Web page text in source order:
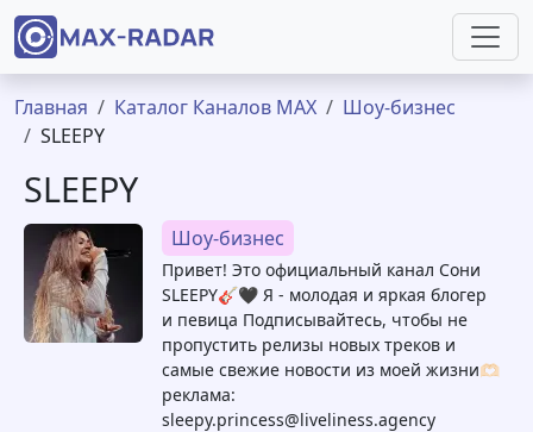
Перейти к основному содержанию
Строка навигации
Главная Каталог Каналов MAX
Шоу-бизнес
SLEEPY
SLEEPY
Шоу-бизнес
Привет! Это официальный канал Сони
SLEEPY🎸🖤 Я - молодая и яркая блогер
и певица Подписывайтесь, чтобы не
пропустить релизы новых треков и
самые свежие новости из моей жизни🫶🏻
реклама:
sleepy.princess@liveliness.agency